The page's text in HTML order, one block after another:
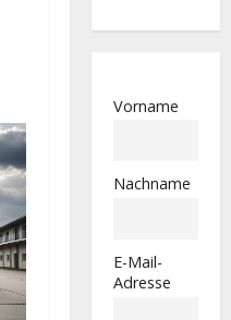
Vorname
Nachname
E-Mail-
Adresse